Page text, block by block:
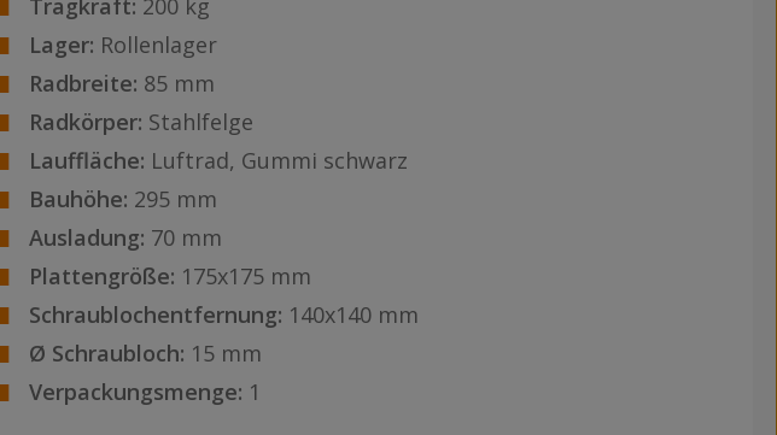
Tragkraft: 200 kg
Lager: Rollenlager
Radbreite: 85 mm
Radkörper: Stahlfelge
Lauffläche: Luftrad, Gummi schwarz
Bauhöhe: 295 mm
Ausladung: 70 mm
Plattengröße: 175x175 mm
Schraublochentfernung: 140x140 mm
Ø Schraubloch: 15 mm
Verpackungsmenge: 1